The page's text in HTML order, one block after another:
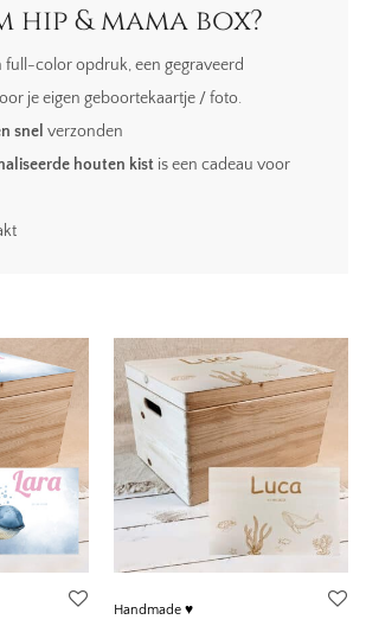
Handmade ♥
hip & mama box?
full-color opdruk, een gegraveerd
je eigen geboortekaartje / foto.
snel verzonden
houten kistis een cadeau voor